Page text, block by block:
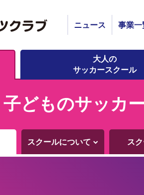
ニュース 事業一
大人の
サッカースクール
子どものサッカ
スクールについて ス